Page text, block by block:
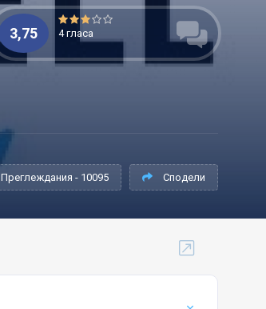
3,75 4 гласа
Преглеждания - 10095
Сподели